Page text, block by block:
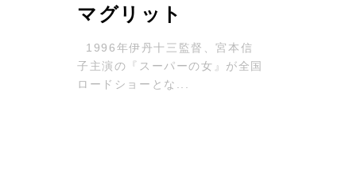
マグリット
1996年伊丹十三監督、宮本信
子主演の『スーパーの女』が全国
ロードショーとな...